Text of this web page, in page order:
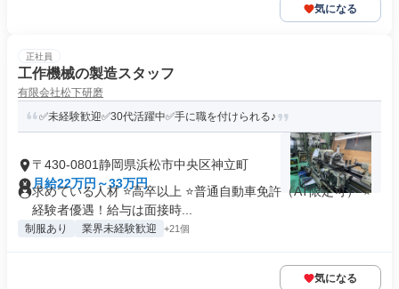
気になる
正社員
工作機械の製造スタッフ
有限会社松下研磨
✅未経験歓迎✅30代活躍中✅手に職を付けられる♪
〒430-0801静岡県浜松市中央区神立町
月給22万円～33万円
求めている人材 ⭐高卒以上 ⭐普通自動車免許（AT限定可） ⭐
経験者優遇！給与は面接時...
制服あり 業界未経験歓迎 +21個
気になる